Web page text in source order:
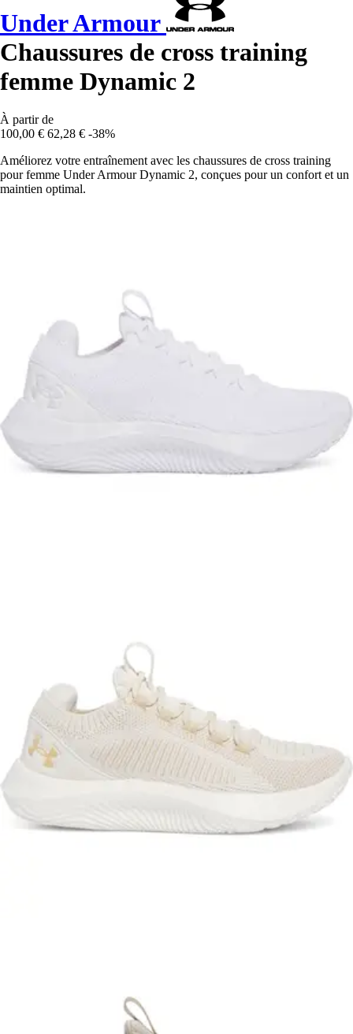
Under Armour
Chaussures de cross training
femme Dynamic 2
À partir de
100,00 € 62,28 € -38%
Améliorez votre entraînement avec les chaussures de cross training
pour femme Under Armour Dynamic 2, conçues pour un confort et un
maintien optimal.